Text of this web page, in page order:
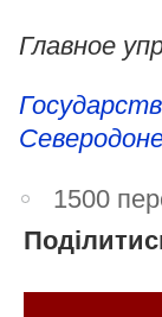
Главное
1500